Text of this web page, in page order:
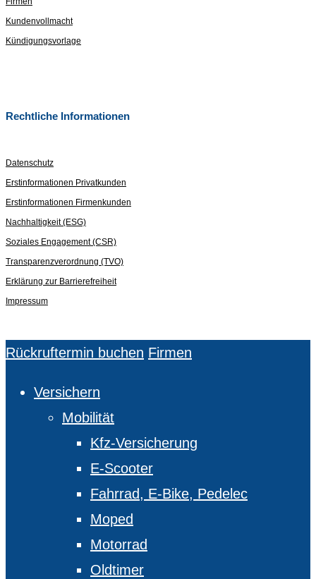
Kundenvollmacht
Kündigungsvorlage
Rechtliche Informationen
Datenschutz
Erstinformationen Privatkunden
Erstinformationen Firmenkunden
Nachhaltigkeit (ESG)
Soziales Engagement (CSR)
Transparenzverordnung (TVO)
Erklärung zur Barrierefreiheit
Impressum
Close
Rückruftermin buchen Firmen
Versichern
Mobilität
Kfz-Versicherung
E-Scooter
Fahrrad, E-Bike, Pedelec
Moped
Motorrad
Oldtimer